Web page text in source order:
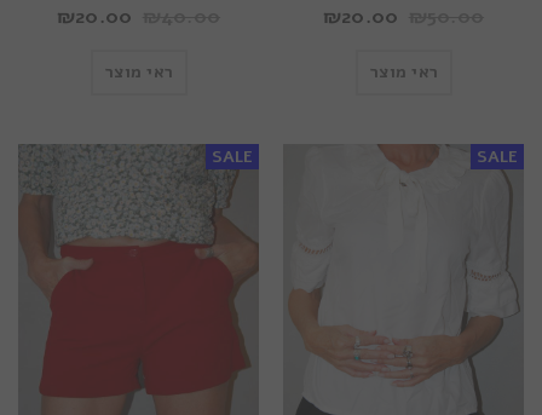
₪20.00
ראי מוצר
₪20.00
ראי מוצר
SALE
SALE